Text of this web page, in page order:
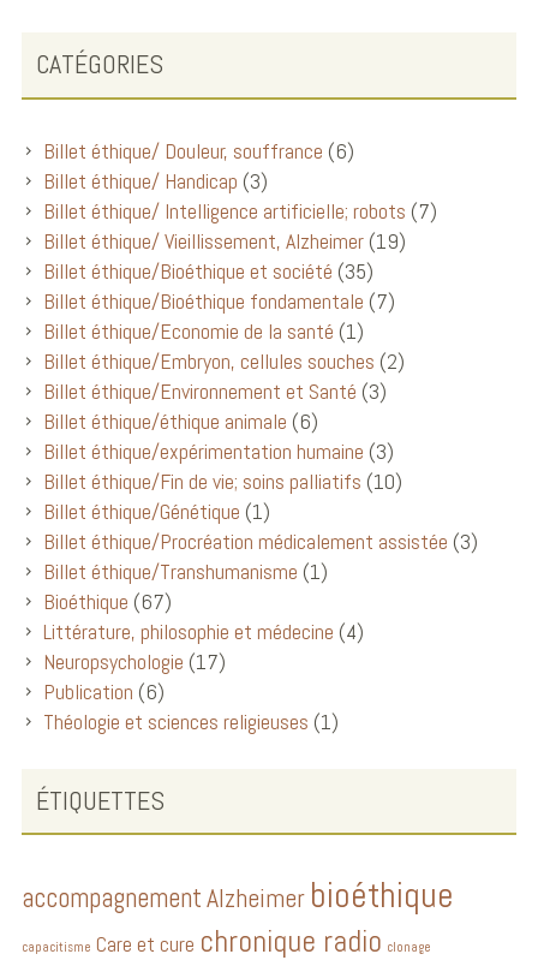
CATÉGORIES
Billet éthique/ Douleur, souffrance (6)
Billet éthique/ Handicap (3)
Billet éthique/ Intelligence artificielle; robots (7)
Billet éthique/ Vieillissement, Alzheimer(19)
Billet éthique/Bioéthique et société (35)
Billet éthique/Bioéthique fondamentale (7)
Billet éthique/Economie de la santé (1)
Billet éthique/Embryon, cellules souches (2)
Billet éthique/Environnement et Santé (3)
Billet éthique/éthique animale (6)
Billet éthique/expérimentation humaine (3)
Billet éthique/Fin de vie; soins palliatifs (10)
Billet éthique/Génétique (1)
Billet éthique/Procréation médicalement assistée (3)
Billet éthique/Transhumanisme (1)
Bioéthique (67)
Littérature, philosophie et médecine (4)
Neuropsychologie (17)
Publication (6)
Théologie et sciences religieuses (1)
ÉTIQUETTES
accompagnementAlzheimer bioéthique
capacitisme Care et cure chronique radio clonage